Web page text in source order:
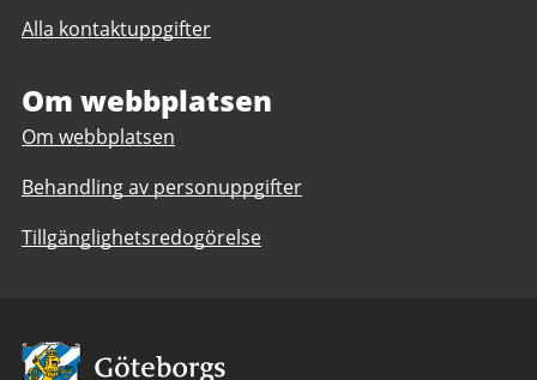
Tuve
service
verksamhet
Göteborgs
Tuve
daglig
verksamhet
Göteborgs
Stad
Alla kontaktuppgifter
Om webbplatsen
Om webbplatsen
Behandling av personuppgifter
Tillgänglighetsredogörelse
Avsändare: